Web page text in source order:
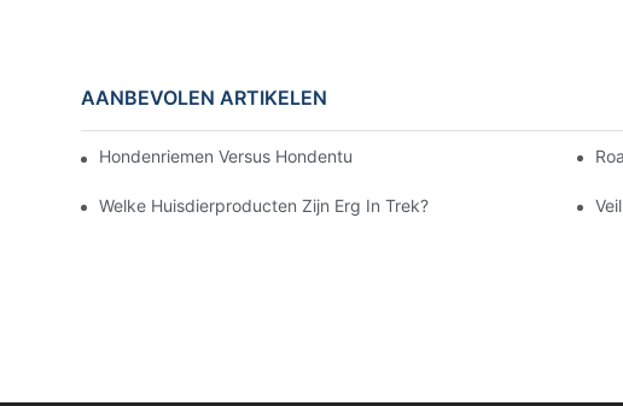
AANBEVOLEN ARTIKELEN
Hondenriemen Versus Hondentuigen: Welke Is Het Beste Voor
Welke Huisdierproducten Zijn Erg In Trek?